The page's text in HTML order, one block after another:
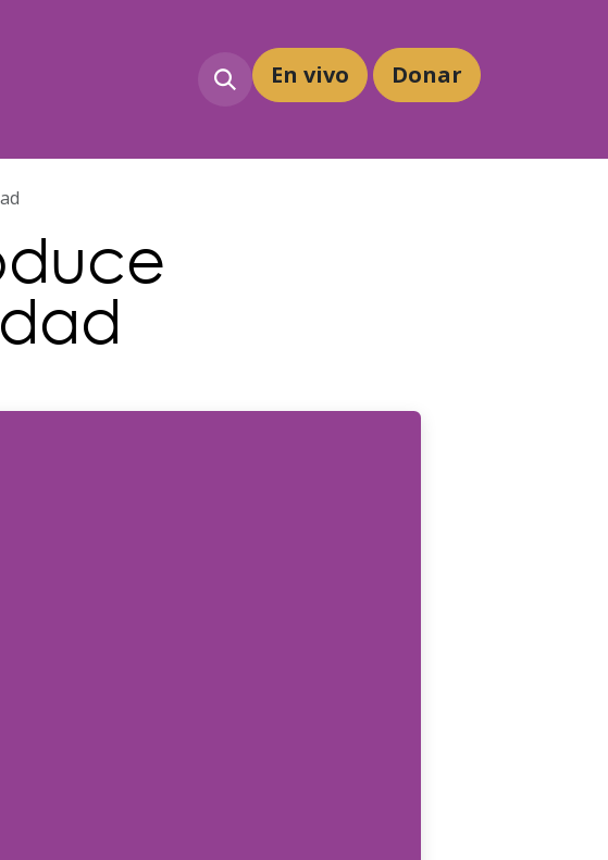
En vivo Donar